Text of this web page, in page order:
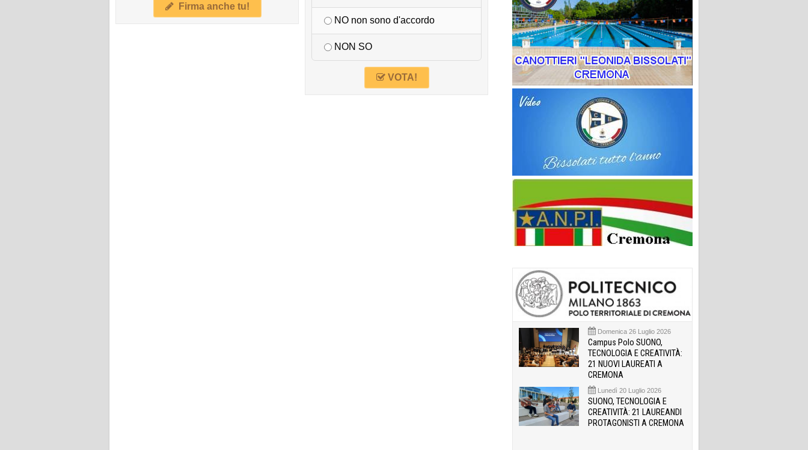
Firma anche tu!
NO non sono d'accordo
NON SO
VOTA!
Domenica 26 Luglio 2026
Campus Polo SUONO,
TECNOLOGIA E CREATIVITÀ:
21 NUOVI LAUREATI A
CREMONA
Lunedì 20 Luglio 2026
SUONO, TECNOLOGIA E
CREATIVITÀ: 21 LAUREANDI
PROTAGONISTI A CREMONA